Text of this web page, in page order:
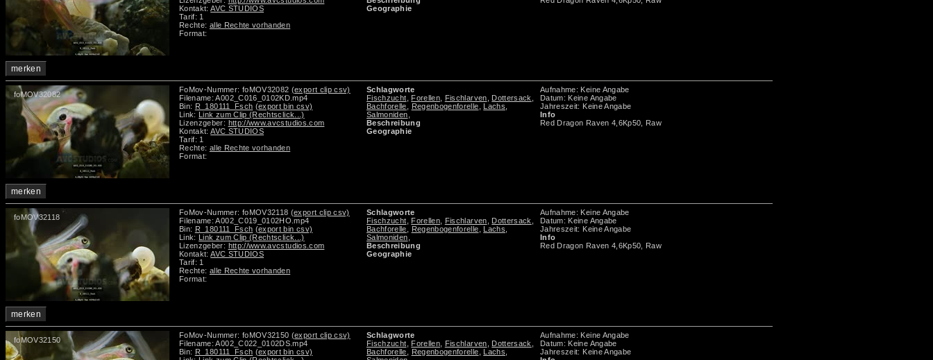
merken
Kontakt:AVC STUDIOS
Tarif: 1
Rechte: alle Rechte vorhanden
Format:
Geographie
foMOV32082
merken
FoMov-Nummer: foMOV32082 (export clip csv)
Filename: A002_C016_0102KD.mp4
Bin: R_180111_Fsch (export bin csv)
Link: Link zum Clip (Rechtsclick...)
Lizenzgeber: http://www.avcstudios.com
Kontakt:AVC STUDIOS
Tarif: 1
Rechte: alle Rechte vorhanden
Format:
Schlagworte
Fischzucht
Forellen Fischlarven Dottersack
Bachforelle
Regenbogenforelle Lachs
Salmoniden
Beschreibung
Geographie
Aufnahme: Keine Angabe
Datum: Keine Angabe
Jahreszeit: Keine Angabe
Info
Red Dragon Raven 4,6Kp50, Raw
foMOV32118
merken
FoMov-Nummer: foMOV32118 (export clip csv)
Filename: A002_C019_0102HO.mp4
Bin: R_180111_Fsch (export bin csv)
Link: Link zum Clip (Rechtsclick...)
Lizenzgeber: http://www.avcstudios.com
Kontakt:AVC STUDIOS
Tarif: 1
Rechte: alle Rechte vorhanden
Format:
Schlagworte
Fischzucht
Forellen Fischlarven Dottersack
Bachforelle
Regenbogenforelle Lachs
Salmoniden
Beschreibung
Geographie
Aufnahme: Keine Angabe
Datum: Keine Angabe
Jahreszeit: Keine Angabe
Info
Red Dragon Raven 4,6Kp50, Raw
foMOV32150
FoMov-Nummer: foMOV32150 (export clip csv)
Filename: A002_C022_0102DS.mp4
Bin: R_180111_Fsch (export bin csv)
Schlagworte
Fischzucht
Forellen Fischlarven Dottersack
Bachforelle
Regenbogenforelle Lachs
Aufnahme: Keine Angabe
Datum: Keine Angabe
Jahreszeit: Keine Angabe